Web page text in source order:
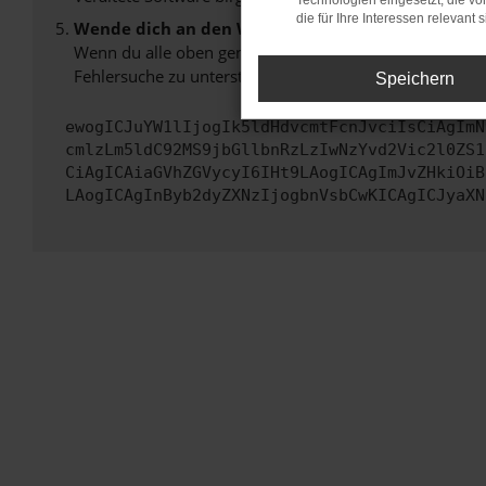
Wende dich an den Webseitenbetreiber.
Wenn du alle oben genannten Schritte versucht hast,
Fehlersuche zu unterstützen:
die für Ihre Interessen relevant
Speichern